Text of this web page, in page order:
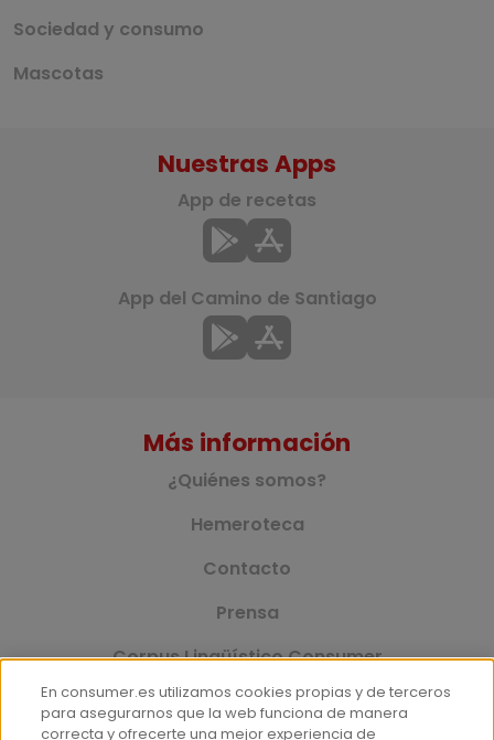
Sociedad y consumo
Mascotas
Más información
¿Quiénes somos?
Hemeroteca
Contacto
Prensa
Corpus Lingüístico Consumer
Nuestras Apps
App de recetas
App del Camino de Santiago
En consumer.es utilizamos cookies propias y de terceros
para asegurarnos que la web funciona de manera
correcta y ofrecerte una mejor experiencia de